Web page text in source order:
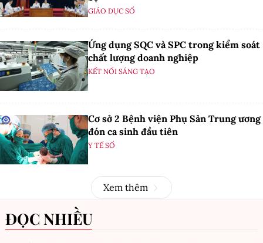
GIÁO DỤC SỐ
Ứng dụng SQC và SPC trong kiểm soát
chất lượng doanh nghiệp
KẾT NỐI SÁNG TẠO
Cơ sở 2 Bệnh viện Phụ Sản Trung ương
đón ca sinh đầu tiên
Y TẾ SỐ
Xem thêm
ĐỌC NHIỀU